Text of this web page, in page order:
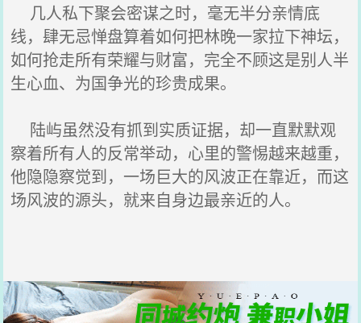
几人私下聚会密谋之时，毫无半分亲情底
线，肆无忌惮盘算着如何把林晚一家拉下神坛，
如何抢走所有荣耀与财富，完全不顾这是别人半
生心血、为国争光的珍贵成果。
陆屿虽然没有抓到实质证据，却一直默默观
察着所有人的反常举动，心里的警惕越来越重，
他隐隐察觉到，一场巨大的风波正在靠近，而这
场风波的源头，就来自身边最亲近的人。